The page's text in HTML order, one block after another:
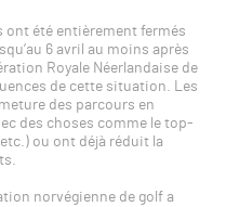
ont été entièrement fermés
6 avril au moins après
Royale Néerlandaise de
de cette situation. Les
des parcours en
des choses comme le top-
ou ont déjà réduit la
norvégienne de golf a